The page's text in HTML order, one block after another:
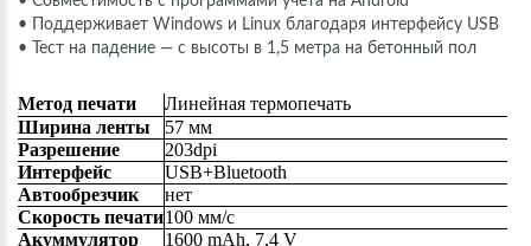
• Поддерживает Windows и Linux благодаря интерфейсу USB
• Тест на падение — с высоты в 1,5 метра на бетонный пол
Метод печати
Линейная термопечать
Ширина ленты
57 мм
Разрешение
203dpi
Интерфейс
USB+Bluetooth
Автообрезчик
нет
Скорость печати100 мм/с
Акуммулятор
1600 mAh, 7,4 V